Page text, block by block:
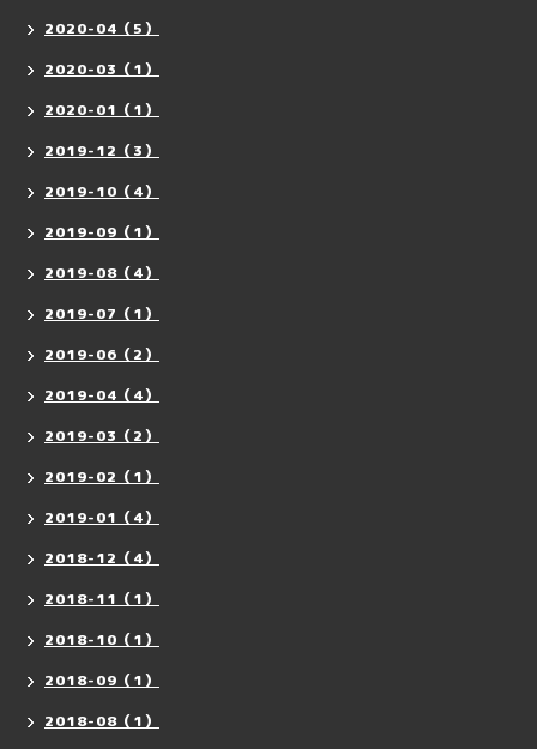
2020-04（5）
2020-03（1）
2020-01（1）
2019-12（3）
2019-10（4）
2019-09（1）
2019-08（4）
2019-07（1）
2019-06（2）
2019-04（4）
2019-03（2）
2019-02（1）
2019-01（4）
2018-12（4）
2018-11（1）
2018-10（1）
2018-09（1）
2018-08（1）